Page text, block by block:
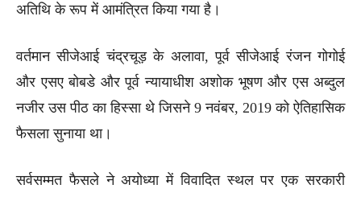
अतिथि के रूप में आमंत्रित किया गया है।
वर्तमान सीजेआई चंद्रचूड़ के अलावा, पूर्व सीजेआई रंजन गोगोई
और एसए बोबडे और पूर्व न्यायाधीश अशोक भूषण और एस अब्दुल
नजीर उस पीठ का हिस्सा थे जिसने 9 नवंबर, 2019 को ऐतिहासिक
फैसला सुनाया था।
सर्वसम्मत फैसले ने अयोध्या में विवादित स्थल पर एक सरकारी